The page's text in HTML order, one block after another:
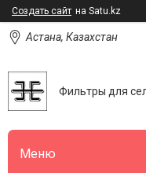
Создать сайт на Satu.kz
Астана, Казахстан
Фильтры для